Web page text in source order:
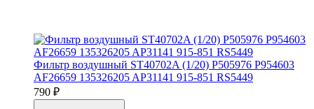
Фильтр воздушный ST40702A (1/20) P505976 P954603
AF26659 135326205 AP31141 915-851 RS5449
790 ₽